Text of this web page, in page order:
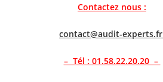
Contactez nous :
contact@audit-experts.fr
– Tél : 01.58.22.20.20 –